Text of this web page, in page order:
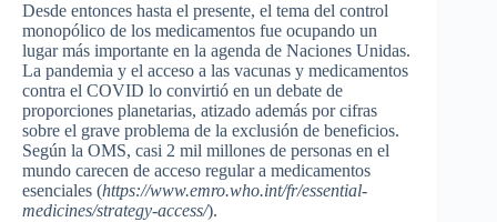
Desde entonces hasta el presente, el tema del control
monopólico de los medicamentos fue ocupando un
lugar más importante en la agenda de Naciones Unidas.
La pandemia y el acceso a las vacunas y medicamentos
contra el COVID lo convirtió en un debate de
proporciones planetarias, atizado además por cifras
sobre el grave problema de la exclusión de beneficios.
Según la OMS, casi 2 mil millones de personas en el
mundo carecen de acceso regular a medicamentos
esenciales (https://www.emro.who.int/fr/essential-
medicines/strategy-access/).